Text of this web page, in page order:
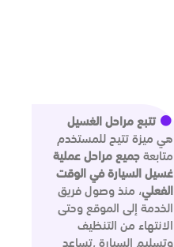
تتبع مراحل الغسيل
هي ميزة تتيح للمستخدم
متابعةجميع مراحل عملية
غسيل السيارة في الوقت
الفعلي، منذ وصول فريق
الخدمة إلى الموقع وحتى
الانتهاء من التنظيف